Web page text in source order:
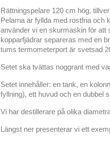
Rättningspelare 120 cm hög,
Pelarna är fyllda med rostfria och
använder vi en skurmaskin för att
kopparfjädrar separeras med en
tums termometerport är svetsad
Setet ska tvättas noggrant med
Setet innehåller: en tank, en
fyllning), ett huvud och en dubbel
Vi har destillerare på olika
Längst ner presenterar vi ett